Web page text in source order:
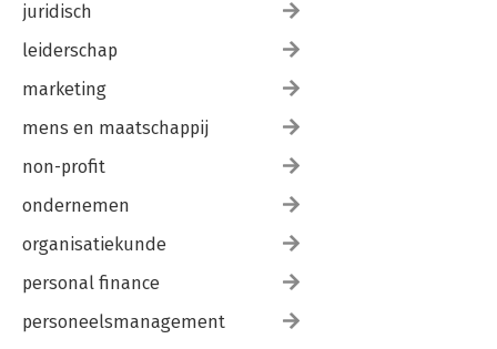
juridisch
leiderschap
marketing
mens en maatschappij
non-profit
ondernemen
organisatiekunde
personal finance
personeelsmanagement